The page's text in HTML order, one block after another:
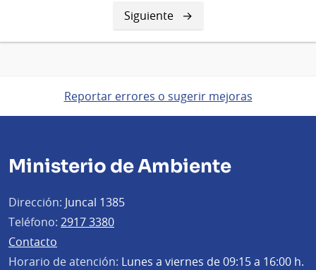
Siguiente
página
Siguiente
Reportar errores o sugerir mejoras
Ministerio de Ambiente
Dirección: Juncal 1385
Teléfono: 2917 3380
Contacto
Horario de atención: Lunes a viernes de 09:15 a 16:00 h.